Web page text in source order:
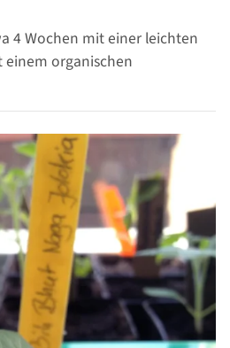
4 Wochen mit einer leichten
einem organischen